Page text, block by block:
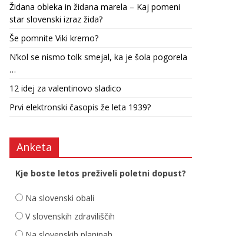
Židana obleka in židana marela – Kaj pomeni
star slovenski izraz žida?
Še pomnite Viki kremo?
N’kol se nismo tolk smejal, ka je šola pogorela
…
12 idej za valentinovo sladico
Prvi elektronski časopis že leta 1939?
Anketa
Kje boste letos preživeli poletni dopust?
Na slovenski obali
V slovenskih zdraviliščih